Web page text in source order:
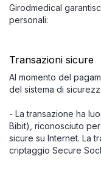
Girodmedical
personali:
Transazioni sicure
Al momento del
del sistema di
- La transazione ha
Bibit), riconosciuto
sicure su Internet. La
criptaggio Secure